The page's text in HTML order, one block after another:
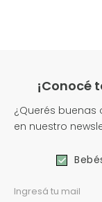
¡Conocé
¿Querés buenas
en nuestro